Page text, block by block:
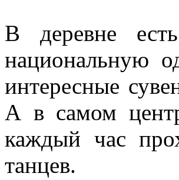
В деревне
национальную
интересные
А в самом
каждый час
танцев.